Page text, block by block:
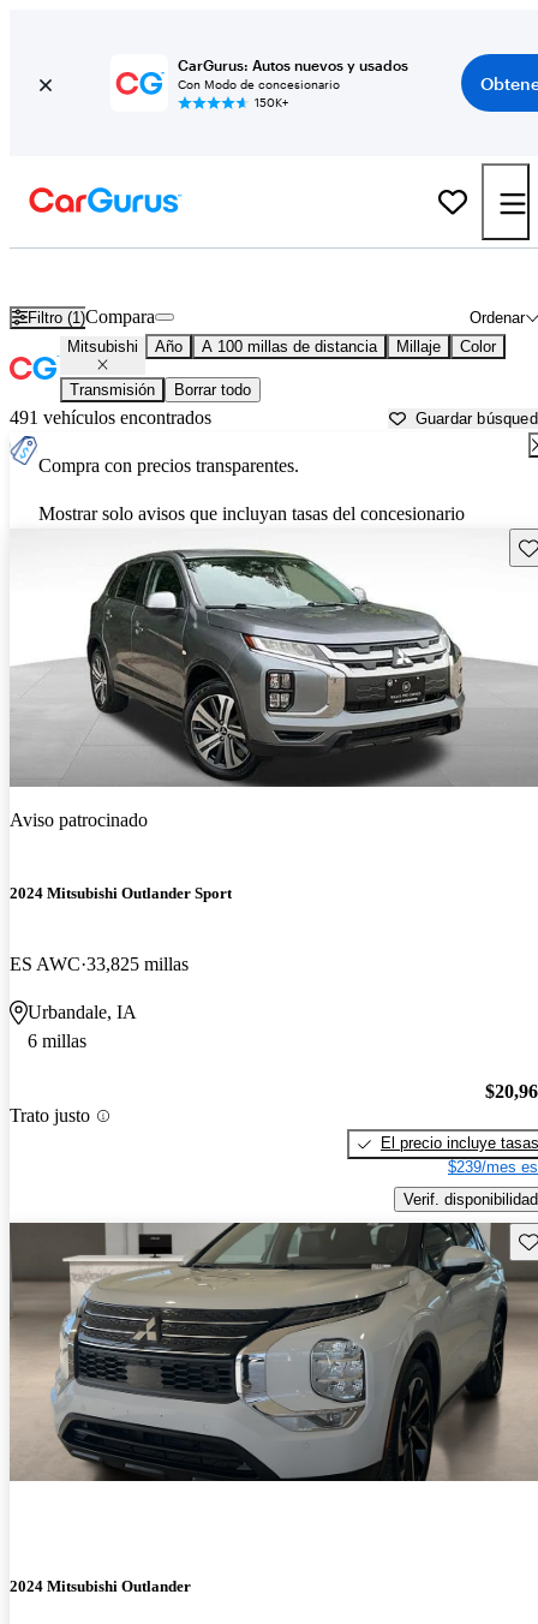
CarGurus: Autos nuevos y usados
Con Modo de concesionario
150K+
Filtro (1) Ordenar
Compara
Mitsubishi Año A 100 millas de distancia Millaje Color
Transmisión Borrar todo
491 vehículos encontrados Guardar
Compra con precios transparentes.
Mostrar solo avisos que incluyan tasas del concesionario
Aviso patrocinado
2024 Mitsubishi Outlander Sport
ES AWC 33,825 millas
Urbandale, IA
6 millas
Trato justo
El precio incluye tasas
$239/mes
Verif. disponibilidad
2024 Mitsubishi Outlander